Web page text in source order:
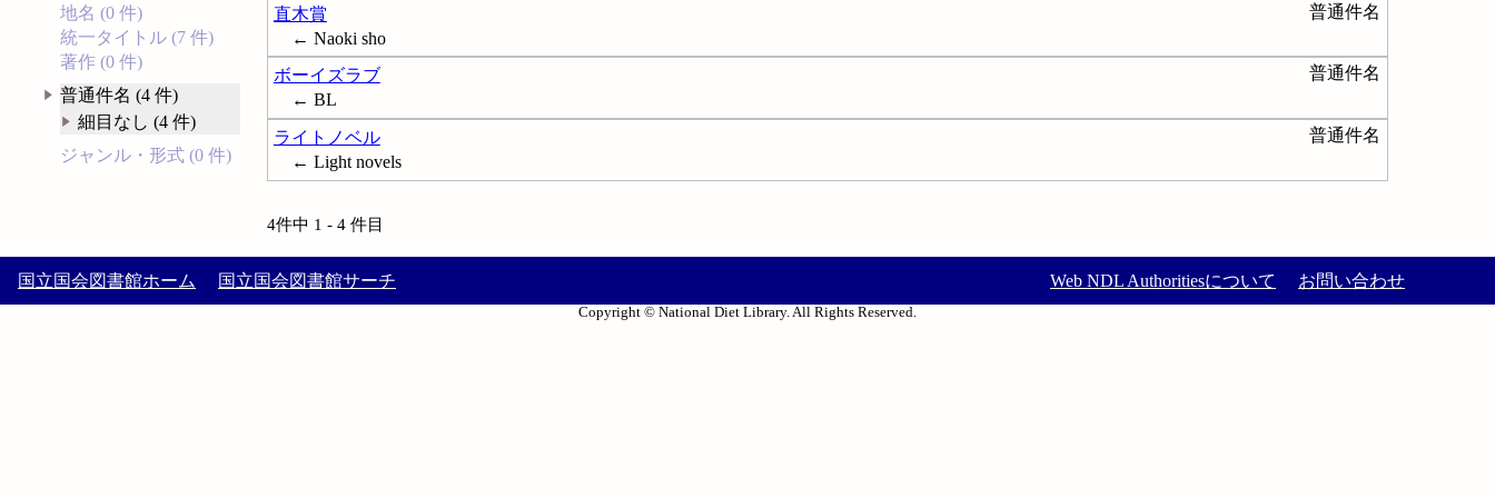
地名 (0 件)
統一タイトル (7 件)
著作 (0 件)
普通件名 (4 件)
細目なし (4 件)
ジャンル・形式 (0 件)
直木賞
普通件名
← Naoki sho
ボーイズラブ
普通件名
← BL
ライトノベル
普通件名
← Light novels
4件中 1 - 4 件目
国立国会図書館ホーム 国立国会図書館サーチ Web NDL Authoritiesについて お問い合わせ
Copyright © National Diet Library. All Rights Reserved.